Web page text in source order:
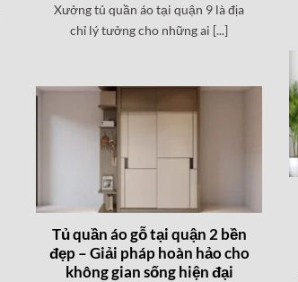
Xưởng tủ quần áo tại quận 9 là địa
chỉ lý tưởng cho những ai [...]
Tủ quần áo gỗ tại quận 2 bền
đẹp – Giải pháp hoàn hảo cho
không gian sống hiện đại